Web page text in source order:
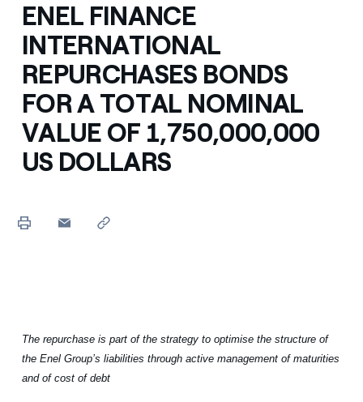
ENEL FINANCE
INTERNATIONAL
REPURCHASES BONDS
FOR A TOTAL NOMINAL
VALUE OF 1,750,000,000
US DOLLARS
The repurchase is part of the strategy to optimise the structure of
the Enel Group’s liabilities through active management of maturities
and of cost of debt